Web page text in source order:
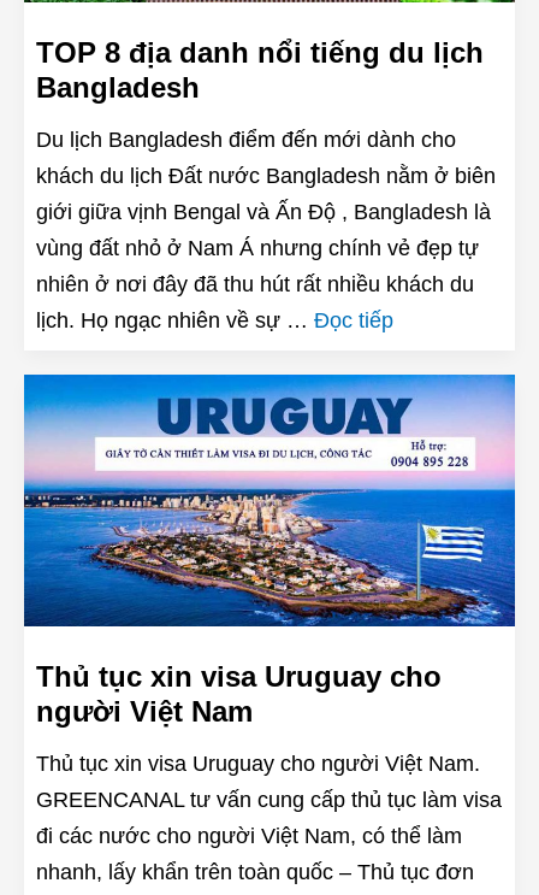
TOP 8 địa danh nổi tiếng du lịch
Bangladesh
Du lịch Bangladesh điểm đến mới dành cho
khách du lịch Đất nước Bangladesh nằm ở biên
giới giữa vịnh Bengal và Ấn Độ , Bangladesh là
vùng đất nhỏ ở Nam Á nhưng chính vẻ đẹp tự
nhiên ở nơi đây đã thu hút rất nhiều khách du
lịch. Họ ngạc nhiên về sự … Đọc tiếp
Thủ tục xin visa Uruguay cho
người Việt Nam
Thủ tục xin visa Uruguay cho người Việt Nam.
GREENCANAL tư vấn cung cấp thủ tục làm visa
đi các nước cho người Việt Nam, có thể làm
nhanh, lấy khẩn trên toàn quốc – Thủ tục đơn